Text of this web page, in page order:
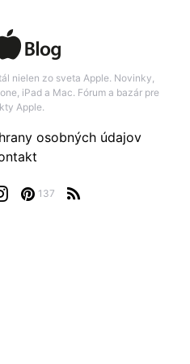
nielen zo sveta Apple. Novinky,
iPad a Mac. Fórum a bazár pre
Apple.
137
osobných údajov